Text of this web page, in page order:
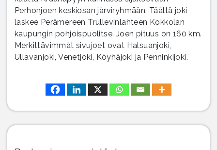
Perhonjoen keskiosan järviryhmään. Täältä joki
laskee Perämereen Trullevinlahteen Kokkolan
kaupungin pohjoispuolitse. Joen pituus on 160 km.
Merkittävimmät sivujoet ovat Halsuanjoki,
Ullavanjoki, Venetjoki, Köyhäjoki ja Penninkijoki.